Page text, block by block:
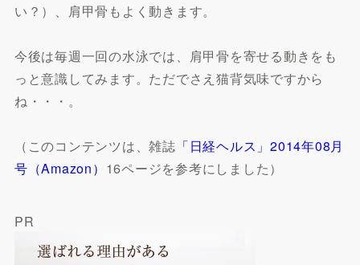
い？）、肩甲骨もよく動きます。
今後は毎週一回の水泳では、肩甲骨を寄せる動きをも
っと意識してみます。ただでさえ猫背気味ですから
ね・・・。
（このコンテンツは、雑誌 「日経ヘルス」2014年08月
号（Amazon） 16ページを参考にしました）
PR